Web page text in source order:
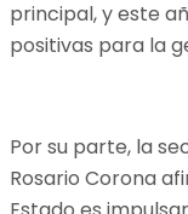
principal, y este
positivas para la
Por su parte, la
Rosario Corona